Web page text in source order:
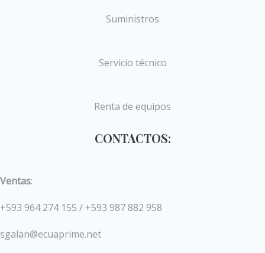
Suministros
Servicio técnico
Renta de equipos
CONTACTOS:
Ventas:
+593 964 274 155 / +593 987 882 958
sgalan@ecuaprime.net